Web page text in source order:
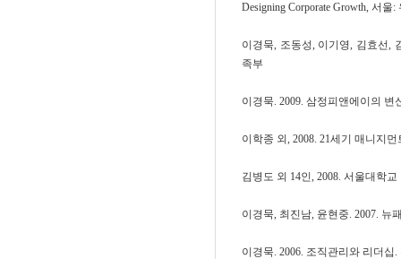
Designing Corporate Growth, 서울:
이경묵, 조동성, 이기영, 김효선,
족부
이경묵. 2009. 삼정피앤에이의
이학종 외, 2008. 21세기 매니지
김병도 외 14인, 2008. 서울대학
이경묵, 최진남, 윤현중. 2007. 뉴
이경묵. 2006. 조직관리와 리더십